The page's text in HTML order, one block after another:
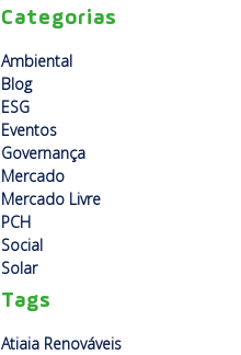
Categorias
Ambiental
Blog
ESG
Eventos
Governança
Mercado
Mercado Livre
PCH
Social
Solar
Tags
Atiaia Renováveis